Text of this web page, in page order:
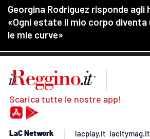
Scarica tutte le nostre app!
LaC Network
lacplay.it lacitymag.it